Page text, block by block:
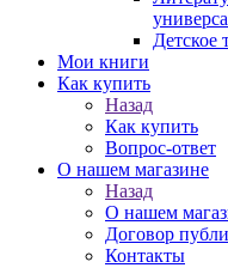
Детское
Мои книги
Как купить
Назад
Как купить
Вопрос-ответ
О нашем магазине
Назад
О нашем
Договор
Контакты